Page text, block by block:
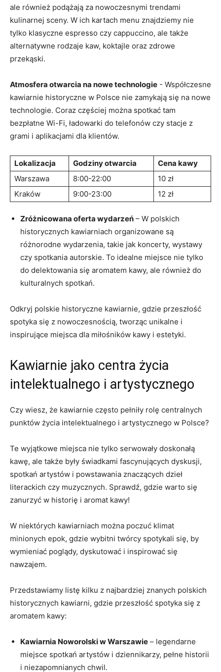
ale również podążają ‍za nowoczesnymi ‌trendami
⁢kulinarnej sceny. W ich kartach ​menu znajdziemy nie
tylko klasyczne ‌espresso czy cappuccino, ale ⁣także
‌alternatywne rodzaje kaw, koktajle oraz zdrowe
przekąski.
Atmosfera otwarcia na nowe technologie ⁢- Współczesne
kawiarnie historyczne ‌w Polsce ⁤nie⁤ zamykają się ⁤na nowe
technologie. ⁢Coraz częściej można spotkać tam
bezpłatne Wi-Fi,‌ ładowarki do telefonów czy stacje z
grami i aplikacjami dla ​klientów.
Lokalizacja Godziny otwarcia
Cena kawy
Warszawa
8:00-22:00
10 zł
Kraków
9:00-23:00 12 zł
Zróżnicowana oferta ⁣wydarzeń – W polskich
historycznych​ kawiarniach organizowane są
różnorodne wydarzenia,⁤ takie ‌jak koncerty,⁣ wystawy
czy ‍spotkania autorskie. To idealne ‍miejsce nie tylko
do ⁢delektowania się aromatem kawy,​ ale również ⁢do ​
kulturalnych spotkań.
Odkryj polskie historyczne kawiarnie, gdzie przeszłość⁣
spotyka się z nowoczesnością, tworząc unikalne i
inspirujące miejsca dla miłośników kawy i estetyki.
Kawiarnie jako centra życia
intelektualnego i artystycznego
Czy wiesz,⁢ że kawiarnie często pełniły ‌rolę centralnych
punktów życia intelektualnego i artystycznego w ‌Polsce?
Te wyjątkowe⁣ miejsca nie ⁤tylko serwowały doskonałą⁣
kawę, ​ale także były⁢ świadkami‌ fascynujących dyskusji,
spotkań artystów i⁢ powstawania znaczących dzieł
literackich czy muzycznych. Sprawdź, ‌gdzie warto się
zanurzyć w historię i aromat kawy!
W niektórych kawiarniach można poczuć klimat
minionych epok, ‍gdzie wybitni twórcy spotykali się, by
wymieniać⁢ poglądy,​ dyskutować i inspirować się
nawzajem.
Przedstawiamy listę kilku z najbardziej znanych polskich
historycznych kawiarni,​ gdzie przeszłość spotyka się z
aromatem kawy:
Kawiarnia Noworolski w Warszawie – legendarne
miejsce ⁤spotkań artystów‍ i dziennikarzy, pełne historii
i niezapomnianych chwil.